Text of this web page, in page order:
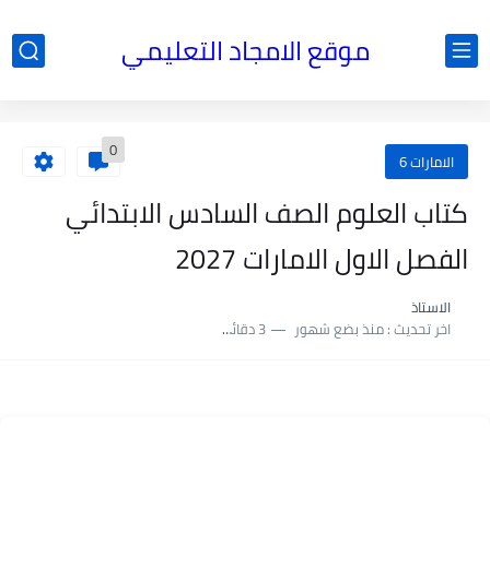
موقع الامجاد التعليمي
الامارات 6 0
كتاب العلوم الصف السادس الابتدائي
الفصل الاول الامارات 2027
الاستاذ
اخر تحديث :منذ بضع شهور 3 دقائق للقراءة